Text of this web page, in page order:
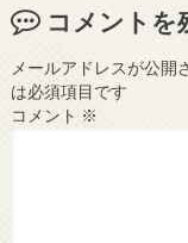
コメントを
メールアドレスが公開
は必須項目です
コメント ※